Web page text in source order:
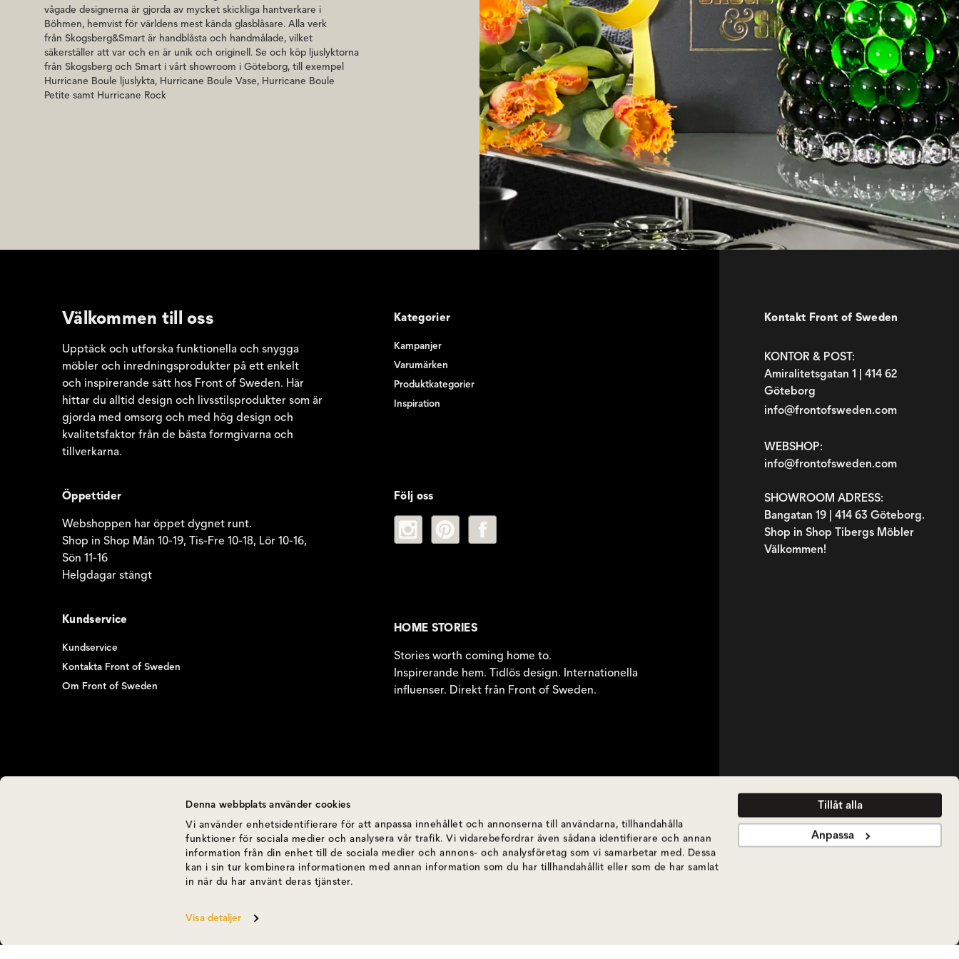
Denna webbplats använder cookies
Vi använder enhetsidentifierare för att anpassa innehållet och annonserna till användarna, tillhandahålla
funktioner för sociala medier och analysera vår trafik. Vi vidarebefordrar även sådana identifierare och annan
information från din enhet till de sociala medier och annons- och analysföretag som vi samarbetar med. Dessa
kan i sin tur kombinera informationen med annan information som du har tillhandahållit eller som de har samlat
in när du har använt deras tjänster.
Visa detaljer
Tillåt alla
Anpassa
vågade designerna är gjorda av mycket skickliga hantverkare i
Böhmen, hemvist för världens mest kända glasblåsare. Alla verk
från Skogsberg&Smart är handblåsta och handmålade, vilket
säkerställer att var och en är unik och originell. Se och köp ljuslyktorna
från Skogsberg och Smart i vårt showroom i Göteborg, till exempel
Hurricane Boule ljuslykta, Hurricane Boule Vase, Hurricane Boule
Petite samt Hurricane Rock
Välkommen till oss
Upptäck och utforska funktionella och snygga
möbler och inredningsprodukter på ett enkelt
och inspirerande sätt hos Front of Sweden. Här
hittar du alltid design och livsstilsprodukter som är
gjorda med omsorg och med hög design och
kvalitetsfaktor från de bästa formgivarna och
tillverkarna.
Kategorier
Kampanjer
Varumärken
Produktkategorier
Inspiration
Öppettider
Webshoppen har öppet dygnet runt.
Shop in Shop Mån 10-19, Tis-Fre 10-18, Lör 10-16,
Sön 11-16
Helgdagar stängt
Följ oss
Kundservice
Kundservice
Kontakta Front of Sweden
Om Front of Sweden
HOME STORIES
Stories worth coming home to.
Inspirerande hem. Tidlös design. Internationella
influenser. Direkt från Front of Sweden.
Kontakt Front of Sweden
KONTOR & POST:
Amiralitetsgatan 1 | 414 62
Göteborg
info@frontofsweden.com
WEBSHOP:
info@frontofsweden.com
SHOWROOM ADRESS:
Bangatan 19 | 414 63 Göteborg.
Shop in Shop Tibergs Möbler
Välkommen!